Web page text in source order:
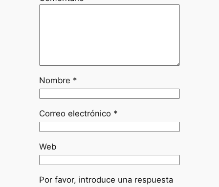
Nombre *
Correo electrónico *
Web
Por favor, introduce una respuesta